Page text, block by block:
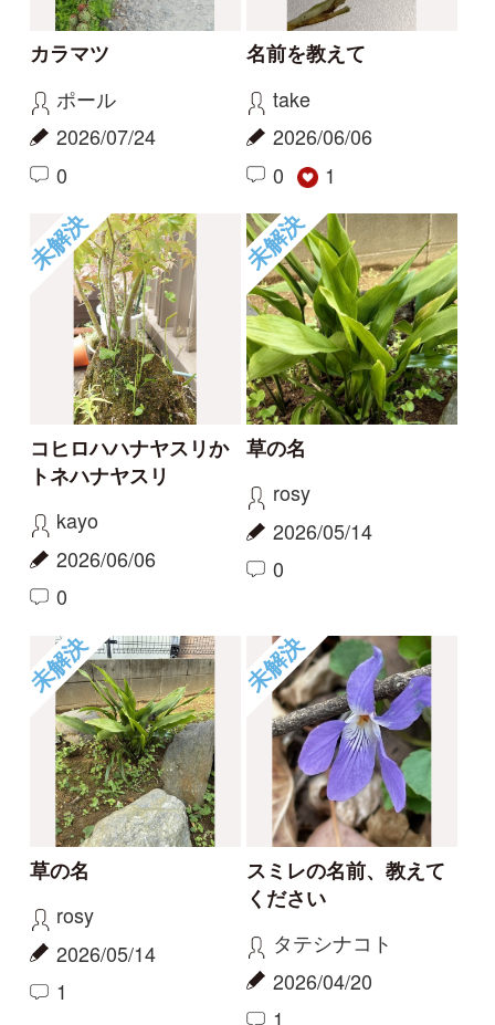
草の名
2026/05/14
1
スミレの名前、教えて
ください
タテシナコト
2026/04/20
未解決
この花の名前を知りた
い
2026/04/01
1
未解決
c28201
6
もっとみる
報告のスレッド